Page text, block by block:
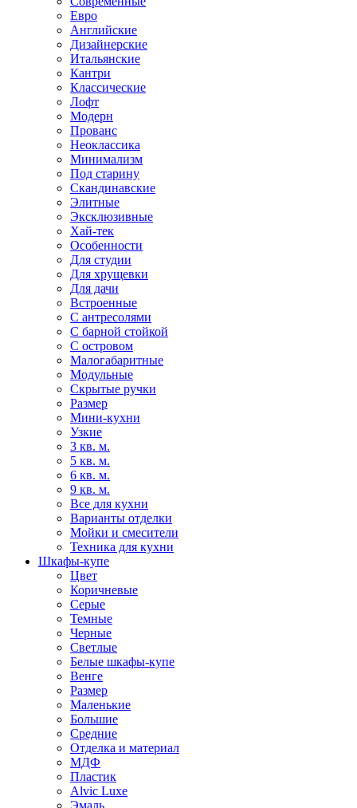
Евро
Английские
Дизайнерские
Итальянские
Кантри
Классические
Лофт
Модерн
Прованс
Неоклассика
Минимализм
Под старину
Скандинавские
Элитные
Эксклюзивные
Хай-тек
Особенности
Для студии
Для хрущевки
Для дачи
Встроенные
С антресолями
С барной стойкой
С островом
Малогабаритные
Модульные
Скрытые ручки
Размер
Мини-кухни
Узкие
3 кв. м.
5 кв. м.
6 кв. м.
9 кв. м.
Все для кухни
Варианты отделки
Мойки и смесители
Техника для кухни
Шкафы-купе
Цвет
Коричневые
Серые
Темные
Черные
Светлые
Белые шкафы-купе
Венге
Размер
Маленькие
Большие
Средние
Отделка и материал
МДФ
Пластик
Alvic Luxe
Эмаль